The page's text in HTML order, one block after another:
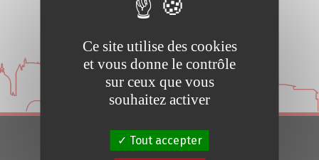
Analyse de vos besoins
Conseils et Astuces
Devis en 24H
Notre métier
Ce site utilise des cookies
et vous donne le contrôle
sur ceux que vous
souhaitez activer
Tout accepter